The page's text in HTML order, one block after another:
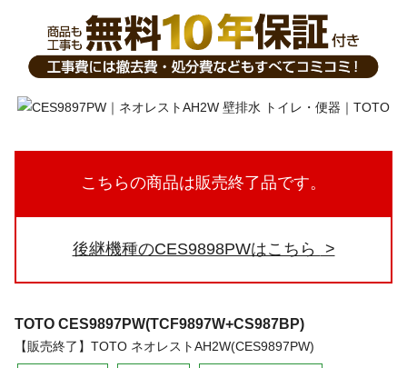
こちらの商品は販売終了品です。
後継機種のCES9898PWはこちら
TOTO CES9897PW(TCF9897W+CS987BP)
【販売終了】TOTO ネオレストAH2W(CES9897PW)